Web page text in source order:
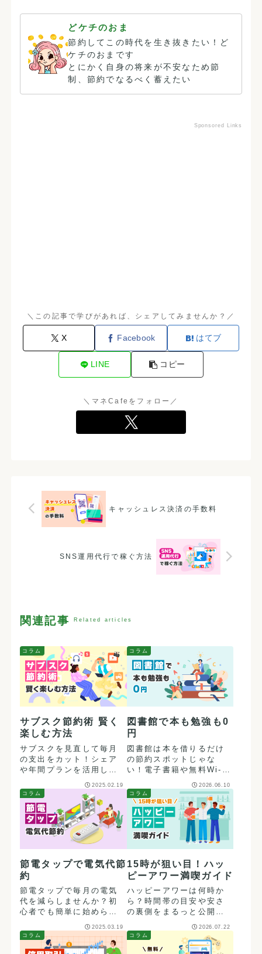
どケチのおま
節約してこの時代を生き抜きたい！ど
ケチのおまです
とにかく自身の将来が不安なため節
制、節約でなるべく蓄えたい
Sponsored Links
＼この記事で学びがあれば、シェアしてみませんか？／
X Facebook はてブ
LINE コピー
＼マネCafeをフォロー／
キャッシュレス決済の手数料
SNS運用代行で稼ぐ方法
関連記事
コラム
サブスク節約術 賢く
楽しむ方法
サブスクを見直して毎月
の支出をカット！シェア
や年間プランを活用し
目指しませんか？
2025.02.19
コラム
図書館で本も勉強も0
円
図書館は本を借りるだけ
の節約スポットじゃな
い！電子書籍や無料Wi-
知らなきゃ損する活用術
を公開します。
2026.06.10
コラム
節電タップで電気代節
約
節電タップで毎月の電気
代を減らしませんか？初
心者でも簡単に始められ
る節約術をご紹介！
2025.03.19
コラム
15時が狙い目！ハッ
ピーアワー満喫ガイド
ハッピーアワーは何時か
ら？時間帯の目安や安さ
の裏側をまるっと公開。
お酒だけでなく食事がお
得になる理由や、賢い活
用術を伝授します。
2026.07.22
コラム コラム